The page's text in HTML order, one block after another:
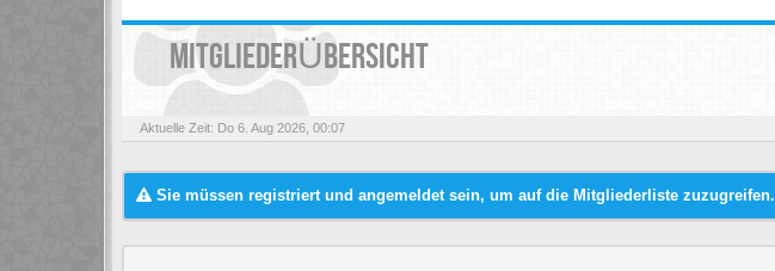
MITGLIEDERÜBERSICHT
Aktuelle Zeit: Do 6. Aug 2026, 00:07
Sie müssen registriert und angemeldet sein, um auf die Mitgliederliste zuzugreifen.